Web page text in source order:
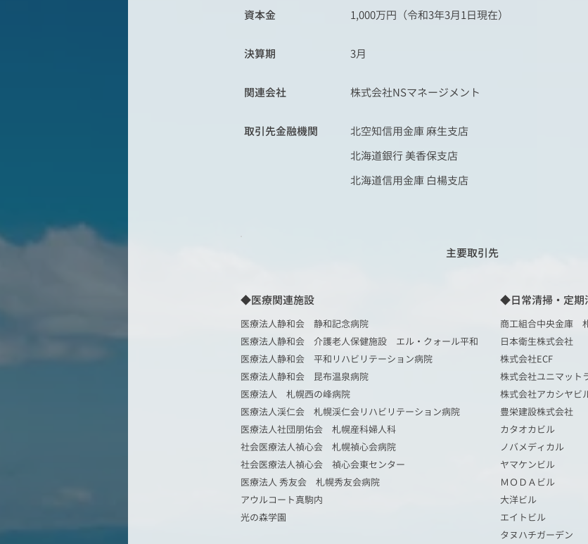
資本金
決算期
関連会社
​取引先金融機関
1,000万円（令和3年3月1日現在）
3月
株式会社NSマネージメント
北空知信用金庫 麻生支店
北海道銀行 美香保支店
北海道信用金庫 白楊支店
主要取引先
◆医療関連施設
医療法人静和会 静和記念病院
医療法人静和会 介護老人保健施設 エル・クォール平和
医療法人静和会 平和リハビリテーション病院
医療法人静和会 昆布温泉病院
医療法人 札幌西の峰病院
医療法人渓仁会 札幌渓仁会リハビリテーション病院
医療法人社団朋佑会 札幌産科婦人科
社会医療法人禎心会 札幌禎心会病院
社会医療法人禎心会 禎心会東センター
医療法人 秀友会 札幌秀友会病院
アウルコート真駒内
光の森学園
◆日常清掃・定期
商工組合中央金庫
日本衛生株式会社
株式会社ECF
株式会社ユニマッ
株式会社アカシヤビ
​​豊栄建設株式会社
カタオカビル
ノバメディカル
ヤマケンビル
ＭＯＤＡビル
大洋ビル
エイトビル
タヌハチガーデン